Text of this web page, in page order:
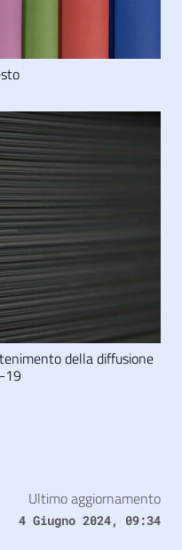
della diffusione
19
Ultimo aggiornamento
4 Giugno 2024, 09:34